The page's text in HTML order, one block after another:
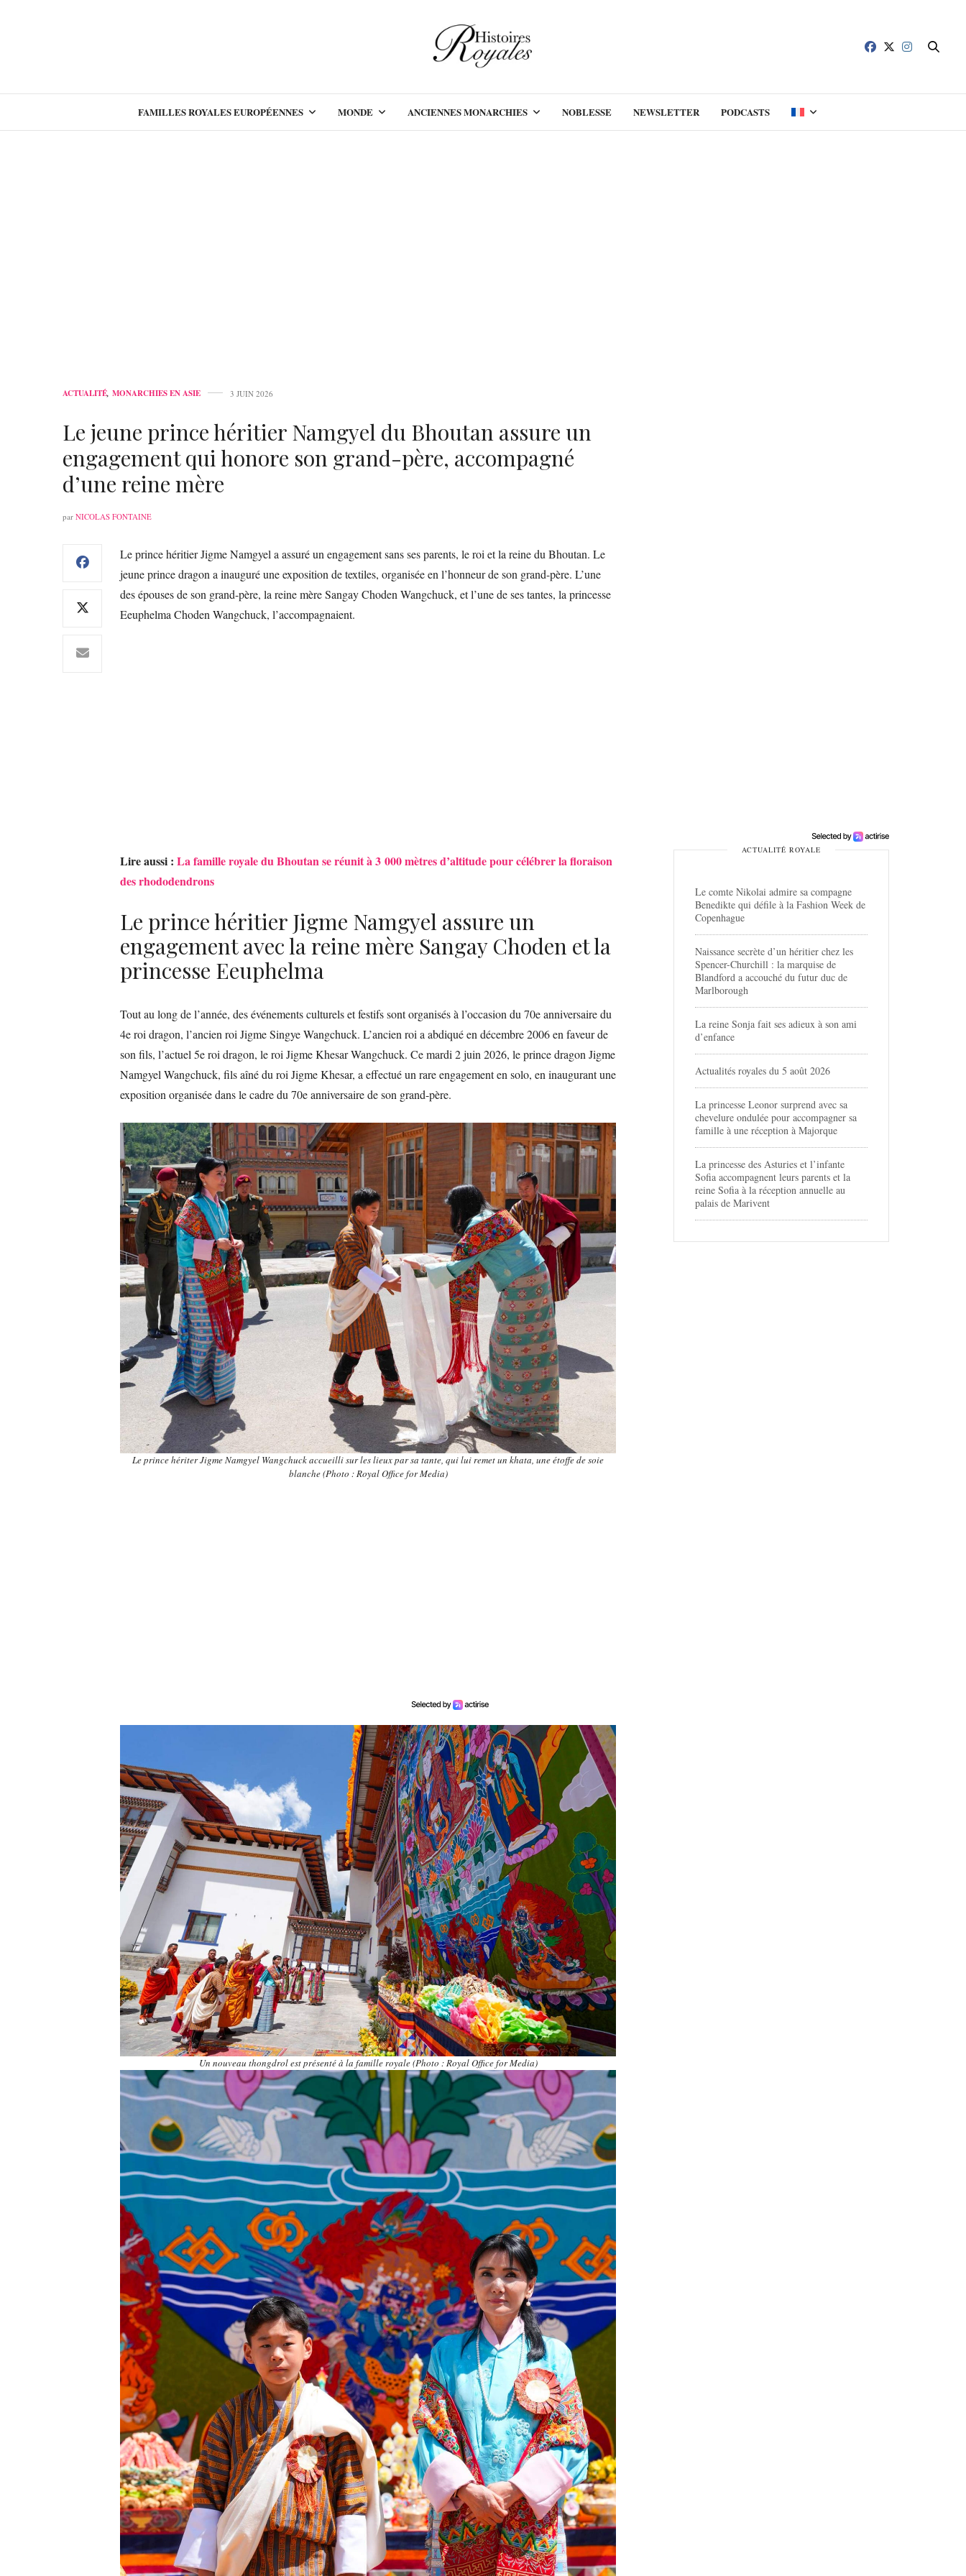
FAMILLES ROYALES EUROPÉENNES MONDE ANCIENNES MONARCHIES NOBLESSE NEWSLETTER PODCASTS
ACTUALITÉ, MONARCHIES EN ASIE 3 JUIN 2026
Le jeune prince héritier Namgyel du Bhoutan assure un
engagement qui honore son grand-père, accompagné
d’une reine mère
par NICOLAS FONTAINE
Le prince héritier Jigme Namgyel a assuré un engagement sans ses parents, le roi et la reine du Bhoutan. Le
jeune prince dragon a inauguré une exposition de textiles, organisée en l’honneur de son grand-père. L’une
des épouses de son grand-père, la reine mère Sangay Choden Wangchuck, et l’une de ses tantes, la princesse
Eeuphelma Choden Wangchuck, l’accompagnaient.
Lire aussi : La famille royale du Bhoutan se réunit à 3 000 mètres d’altitude pour célébrer la floraison
des rhododendrons
Le prince héritier Jigme Namgyel assure un
engagement avec la reine mère Sangay Choden et la
princesse Eeuphelma
Tout au long de l’année, des événements culturels et festifs sont organisés à l’occasion du 70e anniversaire du
4e roi dragon, l’ancien roi Jigme Singye Wangchuck. L’ancien roi a abdiqué en décembre 2006 en faveur de
son fils, l’actuel 5e roi dragon, le roi Jigme Khesar Wangchuck. Ce mardi 2 juin 2026, le prince dragon Jigme
Namgyel Wangchuck, fils aîné du roi Jigme Khesar, a effectué un rare engagement en solo, en inaugurant une
exposition organisée dans le cadre du 70e anniversaire de son grand-père.
Le prince hériter Jigme Namgyel Wangchuck accueilli sur les lieux par sa tante, qui lui remet un khata, une étoffe de soie
blanche (Photo : Royal Office for Media)
Un nouveau thongdrol est présenté à la famille royale (Photo : Royal Office for Media)
ACTUALITÉ ROYALE
Le comte Nikolai admire sa compagne
Benedikte qui défile à la Fashion Week de
Copenhague
Naissance secrète d’un héritier chez les
Spencer-Churchill : la marquise de
Blandford a accouché du futur duc de
Marlborough
La reine Sonja fait ses adieux à son ami
d’enfance
Actualités royales du 5 août 2026
La princesse Leonor surprend avec sa
chevelure ondulée pour accompagner sa
famille à une réception à Majorque
La princesse des Asturies et l’infante
Sofia accompagnent leurs parents et la
reine Sofia à la réception annuelle au
palais de Marivent